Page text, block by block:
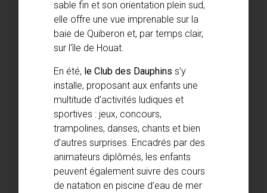
sable fin et son orientation plein sud,
elle offre une vue imprenable sur la
baie de Quiberon et, par temps clair,
sur l’île de Houat.
En été, le Club des Dauphins s’y
installe, proposant aux enfants une
multitude d’activités ludiques et
sportives : jeux, concours,
trampolines, danses, chants et bien
d’autres surprises. Encadrés par des
animateurs diplômés, les enfants
peuvent également suivre des cours
de natation en piscine d’eau de mer